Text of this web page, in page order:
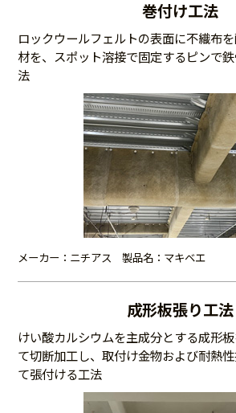
巻付け工法
ロックウールフェルトの表面に不織布
材を、スポット溶接で固定するピンで
法
メーカー：ニチアス 製品名：マキベエ
成形板張り工法
けい酸カルシウムを主成分とする成形
て切断加工し、取付け金物および耐熱
て張付ける工法